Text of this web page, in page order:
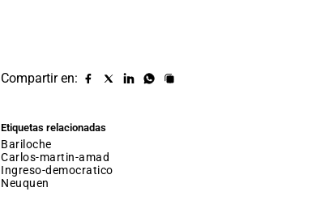
Compartir en:
Compartir
Compartir
Compartir
Compartir
Copiar
Etiquetas relacionadas
bariloche
carlos-martin-amad
ingreso-democratico
neuquen